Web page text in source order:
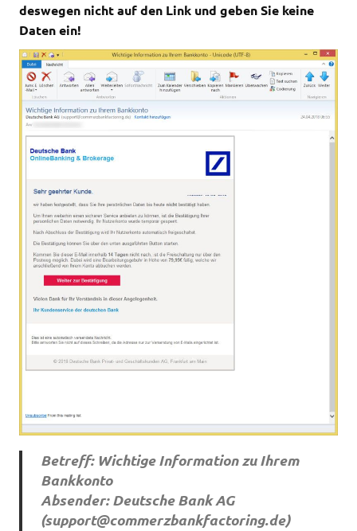
deswegen nicht auf den Link und geben Sie keine
Daten ein!
Betreff: Wichtige Information zu Ihrem
Bankkonto
Absender: Deutsche Bank AG
(support@commerzbankfactoring.de)